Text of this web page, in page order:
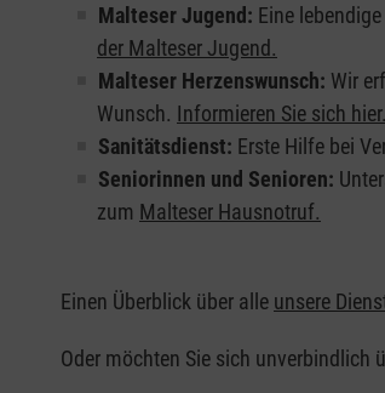
Malteser Jugend: Eine
der Malteser Jugend.
Malteser Herzenswunsch: Wir
Wunsch. Informieren Sie sich hier.
Sanitätsdienst: Erste Hilfe bei
Seniorinnen und Senioren:
zum Malteser Hausnotruf.
Einen Überblick über alle unsere
Oder möchten Sie sich unverbindlich